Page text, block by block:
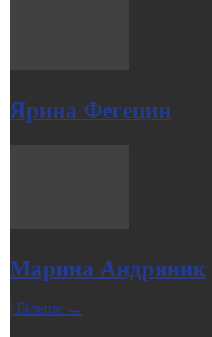
Ярина Фегецин
Марина Андряник
| Більше →